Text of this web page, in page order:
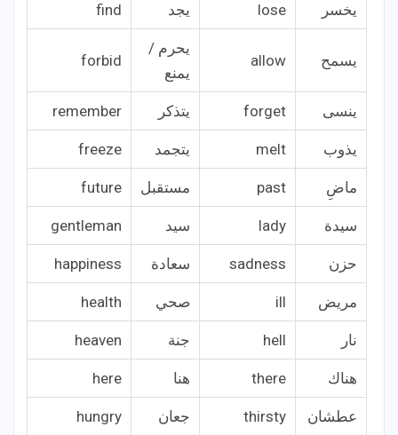
يخسر lose يجد find
يسمح allow
يحرم /
يمنع
forbid
ينسى forget يتذكر remember
يذوب melt يتجمد freeze
ماضِ past مستقبل future
سيدة lady سيد gentleman
حزن sadness سعادة happiness
مريض ill صحي health
نار hell جنة heaven
هناك there هنا here
عطشان thirsty جعان hungry